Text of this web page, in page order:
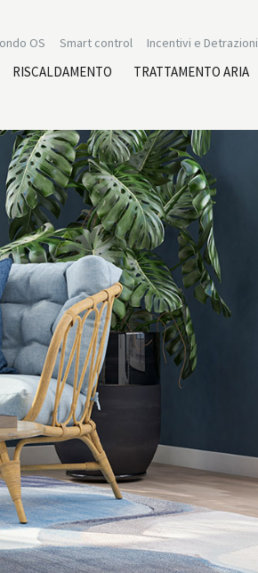
Incentivi e Detrazioni
Smart control
OS
RISCALDAMENTO TRATTAMENTO ARIA